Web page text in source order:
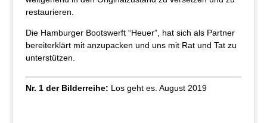
restaurieren.
Die Hamburger Bootswerft “Heuer”, hat sich als Partner
bereiterklärt mit anzupacken und uns mit Rat und Tat zu
unterstützen.
Nr. 1 der Bilderreihe: Los geht es. August 2019